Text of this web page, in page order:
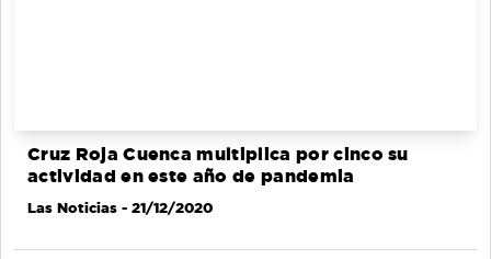
Cruz Roja Cuenca multiplica por cinco su
actividad en este año de pandemia
Las Noticias - 21/12/2020